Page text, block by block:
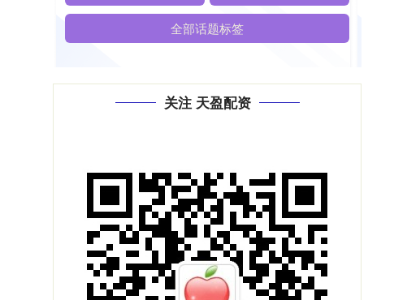
全部话题标签
关注 天盈配资